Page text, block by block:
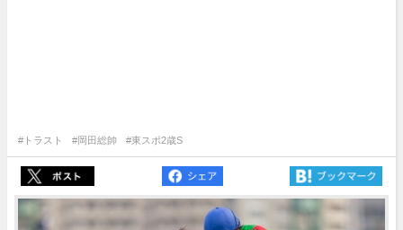
#トラスト #岡田総帥 #東スポ2歳S